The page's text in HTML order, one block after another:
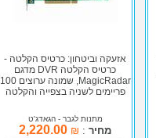
אזעקה וביטחון: כרטיס הקלטה -
כרטיס הקלטה DVR מדגם
MagicRadar, שמונה ערוצים 100
פריימים לשניה בצפייה והקלטה
מתנות לגבר - הגאדג'ט
מחיר :
₪
2,220.00